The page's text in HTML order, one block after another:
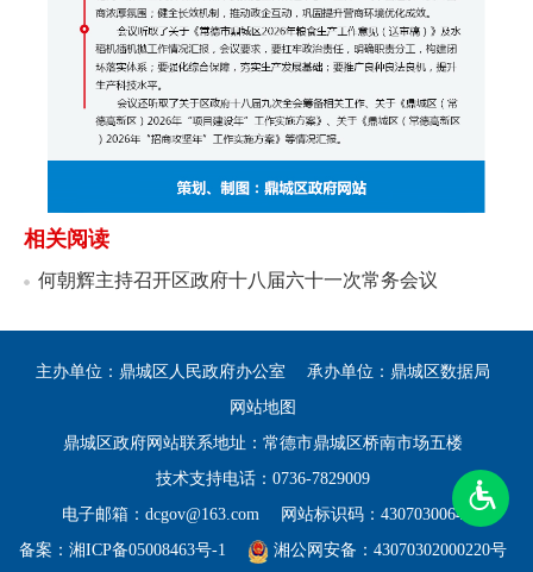
相关阅读
何朝辉主持召开区政府十八届六十一次常务会议
主办单位：鼎城区人民政府办公室
承办单位：鼎城区数据局
网站地图
鼎城区政府网站联系地址：常德市鼎城区桥南市场五楼
技术支持电话：0736-7829009
电子邮箱：dcgov@163.com
网站标识码：4307030064
备案： 湘ICP备05008463号-1 湘公网安备：43070302000220号